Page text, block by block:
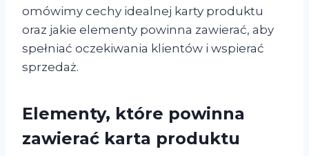
omówimy cechy idealnej karty produktu
oraz jakie elementy powinna zawierać, aby
spełniać oczekiwania klientów i wspierać
sprzedaż.
Elementy, które powinna
zawierać karta produktu